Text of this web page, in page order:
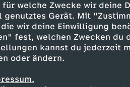
für welche Zwecke wir deine
Gerät. Mit
wir deine Einwilligung
fest, welchen Zwecken du
kannst du jederzeit
oder ändern.
informativ